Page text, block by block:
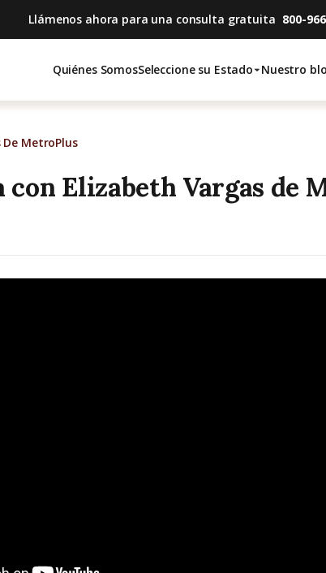
Llámenos ahora para una consulta gratuita 800-
Quiénes SomosSeleccione su Estado Nuestro
MetroPlus
Elizabeth Vargas de